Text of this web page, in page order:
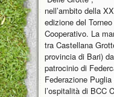
nell’ambito della
edizione del
Cooperativo. La
tra Castellana
provincia di Bari)
patrocinio di
Federazione
l’ospitalità di BCC